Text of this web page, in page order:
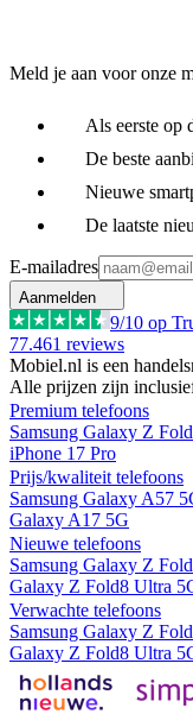
Meld je aan voor onze
Als eerste op
De beste
Nieuwe
De laatste
E-mailadres
Aanmelden
9/10 op
77.461 reviews
Mobiel.nl is een
Alle prijzen zijn
Premium telefoons
Samsung Galaxy Z
iPhone 17 Pro
Prijs/kwaliteit telefoons
Samsung Galaxy A57
Galaxy A17 5G
Nieuwe telefoons
Samsung Galaxy Z
Galaxy Z Fold8 Ultra
Verwachte telefoons
Samsung Galaxy Z
Galaxy Z Fold8 Ultra